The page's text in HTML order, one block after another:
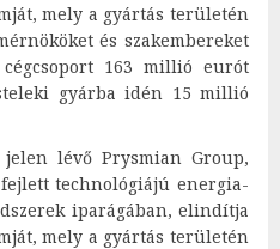
mely a gyártás területén
és szakembereket
163 millió eurót
gyárba idén 15 millió
lévő Prysmian Group,
technológiájú energia-
iparágában, elindítja
mely a gyártás területén